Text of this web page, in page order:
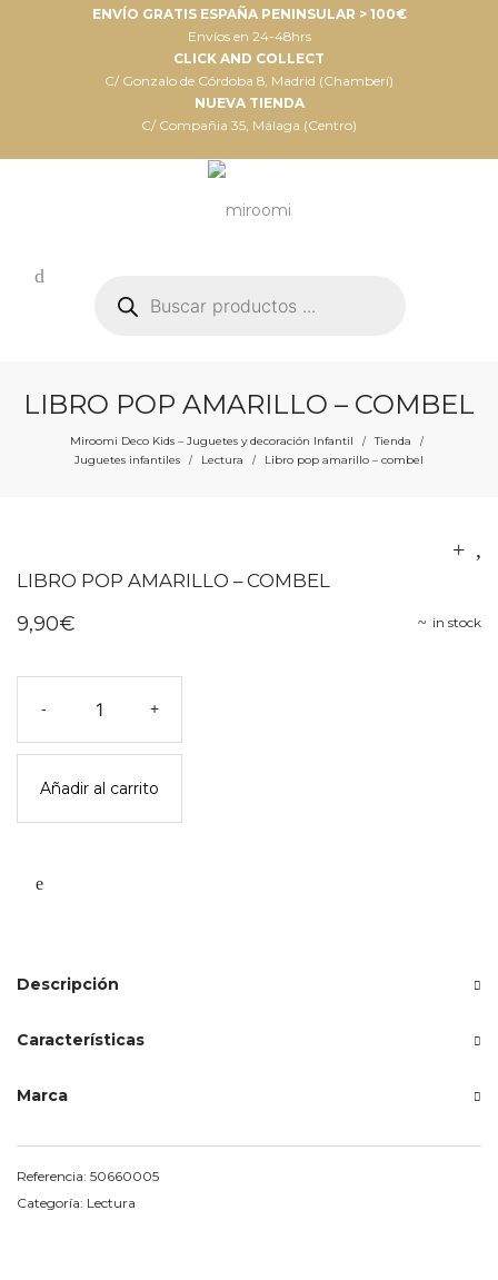
ENVÍO GRATIS ESPAÑA PENINSULAR > 100€
Envíos en 24-48hrs
CLICK AND COLLECT
C/ Gonzalo de Córdoba 8, Madrid (Chamberí)
NUEVA TIENDA
C/ Compañia 35, Málaga (Centro)
productos
LIBRO POP AMARILLO – COMBEL
Miroomi Deco Kids – Juguetes y decoración Infantil / Tienda /
Juguetes infantiles / Lectura / Libro pop amarillo – combel
LIBRO POP AMARILLO – COMBEL
in stock
9,90€
-
pop
amarillo
combel
cantidad
+
Añadir al carrito
Descripción
Características
Marca
Referencia: 50660005
Categoría: Lectura